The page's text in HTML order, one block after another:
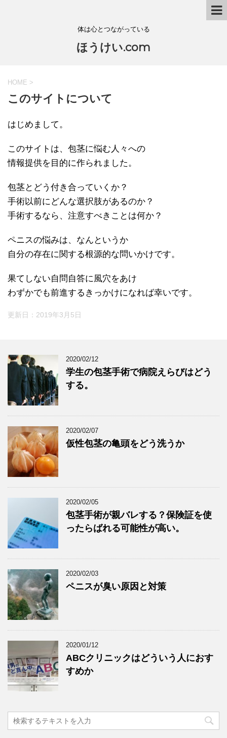
体は心とつながっている
ほうけい.com
HOME >
このサイトについて
はじめまして。
このサイトは、包茎に悩む人々への
情報提供を目的に作られました。
包茎とどう付き合っていくか？
手術以前にどんな選択肢があるのか？
手術するなら、注意すべきことは何か？
ペニスの悩みは、なんというか
自分の存在に関する根源的な問いかけです。
果てしない自問自答に風穴をあけ
わずかでも前進するきっかけになれば幸いです。
更新日： 2019年3月5日
2020/02/12
学生の包茎手術で病院えらびはどう
する。
2020/02/07
仮性包茎の亀頭をどう洗うか
2020/02/05
包茎手術が親バレする？保険証を使
ったらばれる可能性が高い。
2020/02/03
ペニスが臭い原因と対策
2020/01/12
ABCクリニックはどういう人におす
すめか